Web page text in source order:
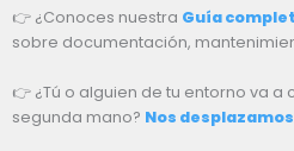
👉 ¿Conoces nuestra Guía
sobre documentación,
👉 ¿Tú o alguien de tu entorno va
segunda mano? Nos